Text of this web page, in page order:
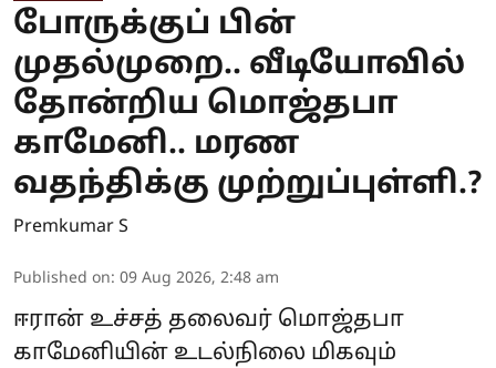
போருக்குப் பின்
முதல்முறை.. வீடியோவில்
தோன்றிய மொஜ்தபா
காமேனி.. மரண
வதந்திக்கு முற்றுப்புள்ளி.?
Premkumar S
Published on: 09 Aug 2026, 2:48 am
ஈரான் உச்சத் தலைவர் மொஜ்தபா
காமேனியின் உடல்நிலை மிகவும்